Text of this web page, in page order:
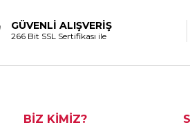
GÜVENLİ ALIŞVERİŞ
266 Bit SSL Sertifikası ile
BİZ KİMİZ?